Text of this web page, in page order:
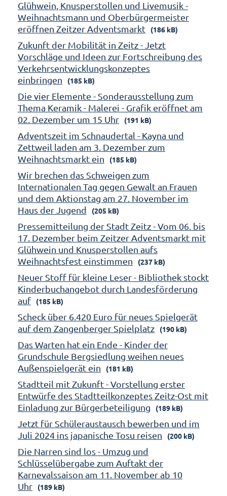
Glühwein, Knusperstollen und Livemusik -
Weihnachtsmann und Oberbürgermeister
eröffnen Zeitzer Adventsmarkt
(186 kB)
Zukunft der Mobilität in Zeitz - Jetzt
Vorschläge und Ideen zur Fortschreibung des
Verkehrsentwicklungskonzeptes
einbringen
(185 kB)
Die vier Elemente - Sonderausstellung zum
Thema Keramik - Malerei - Grafik eröffnet am
02. Dezember um 15 Uhr
(191 kB)
Adventszeit im Schnaudertal - Kayna und
Zettweil laden am 3. Dezember zum
Weihnachtsmarkt ein
(185 kB)
Wir brechen das Schweigen zum
Internationalen Tag gegen Gewalt an Frauen
und dem Aktionstag am 27. November im
Haus der Jugend
(205 kB)
Pressemitteilung der Stadt Zeitz - Vom 06. bis
17. Dezember beim Zeitzer Adventsmarkt mit
Glühwein und Knusperstollen aufs
Weihnachtsfest einstimmen
(237 kB)
Neuer Stoff für kleine Leser - Bibliothek stockt
Kinderbuchangebot durch Landesförderung
auf
(185 kB)
Scheck über 6.420 Euro für neues Spielgerät
auf dem Zangenberger Spielplatz
(190 kB)
Das Warten hat ein Ende - Kinder der
Grundschule Bergsiedlung weihen neues
Außenspielgerät ein
(181 kB)
Stadtteil mit Zukunft - Vorstellung erster
Entwürfe des Stadtteilkonzeptes Zeitz-Ost mit
Einladung zur Bürgerbeteiligung
(189 kB)
Jetzt für Schüleraustausch bewerben und im
Juli 2024 ins japanische Tosu reisen
(200 kB)
Die Narren sind los - Umzug und
Schlüsselübergabe zum Auftakt der
Karnevalssaison am 11. November ab 10
Uhr
(189 kB)